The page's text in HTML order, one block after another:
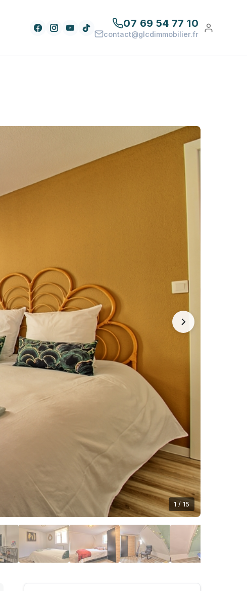
07 69 54 77 10
contact@glcdimmobilier.fr
1 / 15